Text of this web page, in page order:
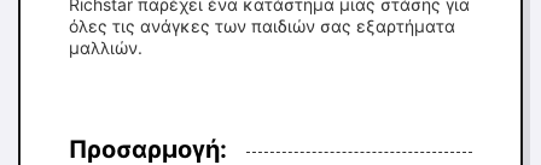
Richstar παρέχει ένα κατάστημα μιας στάσης για
όλες τις ανάγκες των παιδιών σας εξαρτήματα
μαλλιών.
Προσαρμογή: